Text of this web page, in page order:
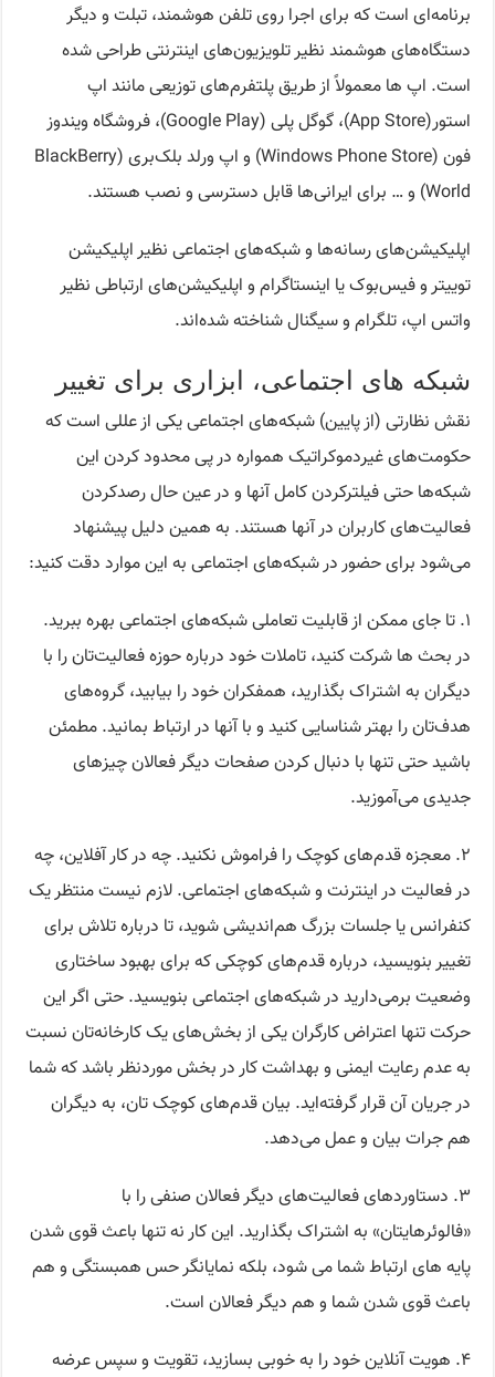
برنامه‌ای است که برای اجرا روی تلفن هوشمند، تبلت و دیگر
دستگاه‌های هوشمند نظیر تلویزیون‌های اینترنتی طراحی شده
است. اپ ها معمولاً از طریق پلتفرم‌های توزیعی مانند اپ
استور(App Store)، گوگل پلی (Google Play)، فروشگاه ویندوز
فون (Windows Phone Store) و اپ ورلد بلک‌بری (BlackBerry
World) و … برای ایرانی‌ها قابل دسترسی و نصب هستند.
اپلیکیشن‌های رسانه‌ها و شبکه‌های اجتماعی نظیر اپلیکیشن
توییتر و فیس‌بوک یا اینستاگرام و اپلیکیشن‌های ارتباطی نظیر
واتس اپ، تلگرام و سیگنال شناخته شده‌اند.
شبکه های اجتماعی، ابزاری برای تغییر
نقش نظارتی (از پایین) شبکه‌های اجتماعی یکی از عللی است که
حکومت‌های غیردموکراتیک همواره در پی محدود کردن این
شبکه‌ها حتی فیلترکردن کامل آنها و در عین حال رصدکردن
فعالیت‌های کاربران در آنها هستند. به همین دلیل پیشنهاد
می‌شود برای حضور در شبکه‌های اجتماعی به این موارد دقت کنید:
۱. تا جای ممکن از قابلیت تعاملی شبکه‌های اجتماعی بهره ببرید.
در بحث ها شرکت کنید، تاملات خود درباره حوزه فعالیت‌تان را با
دیگران به اشتراک بگذارید، همفکران خود را بیابید، گروه‌های
هدف‌تان را بهتر شناسایی کنید و با آنها در ارتباط بمانید. مطمئن
باشید حتی تنها با دنبال کردن صفحات دیگر فعالان چیزهای
جدیدی می‌آموزید.
۲. معجزه قدم‌های کوچک را فراموش نکنید. چه در کار آفلاین، چه
در فعالیت در اینترنت و شبکه‌های اجتماعی. لازم نیست منتظر یک
کنفرانس یا جلسات بزرگ هم‌اندیشی شوید، تا درباره تلاش برای
تغییر بنویسید، درباره قدم‌های کوچکی که برای بهبود ساختاری
وضعیت برمی‌دارید در شبکه‌های اجتماعی بنویسید. حتی اگر این
حرکت تنها اعتراض کارگران یکی از بخش‌های یک کارخانه‌تان نسبت
به عدم رعایت ایمنی و بهداشت کار در بخش موردنظر باشد که شما
در جریان آن قرار گرفته‌اید. بیان قدم‌های کوچک تان، به دیگران
هم جرات بیان و عمل می‌دهد.
۳. دستاوردهای فعالیت‌های دیگر فعالان صنفی را با
«فالوئرهایتان» به اشتراک بگذارید. این کار نه تنها باعث قوی شدن
پایه های ارتباط شما می شود، بلکه نمایانگر حس همبستگی و هم
باعث قوی شدن شما و هم دیگر فعالان است.
۴. هویت آنلاین خود را به خوبی بسازید، تقویت و سپس عرضه